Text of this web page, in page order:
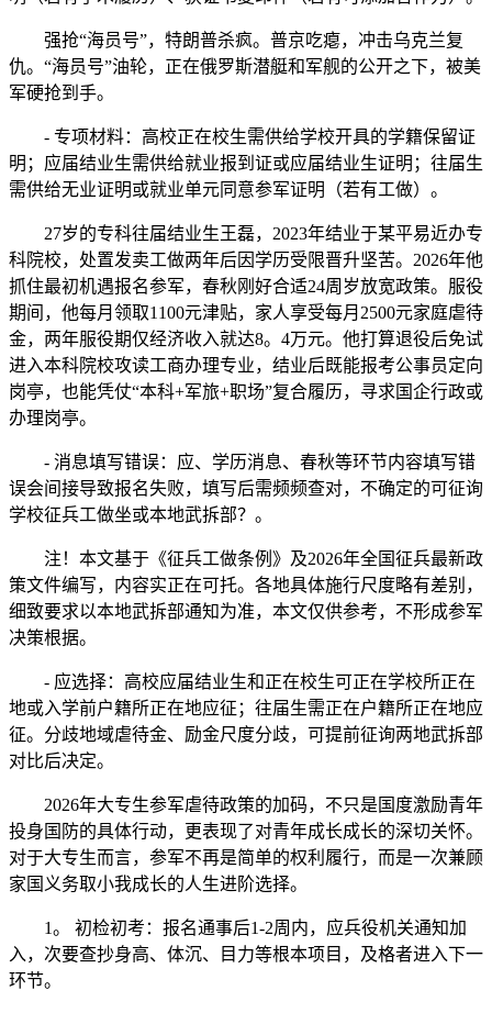
强抢“海员号”，特朗普杀疯。普京吃瘪，冲击乌克兰复
仇。“海员号”油轮，正在俄罗斯潜艇和军舰的公开之下，被美
军硬抢到手。
- 专项材料：高校正在校生需供给学校开具的学籍保留证
明；应届结业生需供给就业报到证或应届结业生证明；往届生
需供给无业证明或就业单元同意参军证明（若有工做）。
27岁的专科往届结业生王磊，2023年结业于某平易近办专
科院校，处置发卖工做两年后因学历受限晋升坚苦。2026年他
抓住最初机遇报名参军，春秋刚好合适24周岁放宽政策。服役
期间，他每月领取1100元津贴，家人享受每月2500元家庭虐待
金，两年服役期仅经济收入就达8。4万元。他打算退役后免试
进入本科院校攻读工商办理专业，结业后既能报考公事员定向
岗亭，也能凭仗“本科+军旅+职场”复合履历，寻求国企行政或
办理岗亭。
- 消息填写错误：应、学历消息、春秋等环节内容填写错
误会间接导致报名失败，填写后需频频查对，不确定的可征询
学校征兵工做坐或本地武拆部？。
注！本文基于《征兵工做条例》及2026年全国征兵最新政
策文件编写，内容实正在可托。各地具体施行尺度略有差别，
细致要求以本地武拆部通知为准，本文仅供参考，不形成参军
决策根据。
- 应选择：高校应届结业生和正在校生可正在学校所正在
地或入学前户籍所正在地应征；往届生需正在户籍所正在地应
征。分歧地域虐待金、励金尺度分歧，可提前征询两地武拆部
对比后决定。
2026年大专生参军虐待政策的加码，不只是国度激励青年
投身国防的具体行动，更表现了对青年成长成长的深切关怀。
对于大专生而言，参军不再是简单的权利履行，而是一次兼顾
家国义务取小我成长的人生进阶选择。
1。 初检初考：报名通事后1-2周内，应兵役机关通知加
入，次要查抄身高、体沉、目力等根本项目，及格者进入下一
环节。